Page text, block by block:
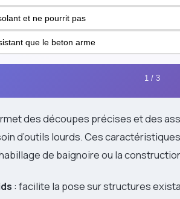
et ne pourrit pas
que le beton arme
1 / 3
des découpes précises et des
d’outils lourds. Ces
de baignoire ou la
: facilite la pose sur structures